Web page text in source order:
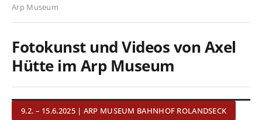
Arp Museum
Fotokunst und Videos von Axel
Hütte im Arp Museum
9.2. – 15.6.2025 | ARP MUSEUM BAHNHOF ROLANDSECK